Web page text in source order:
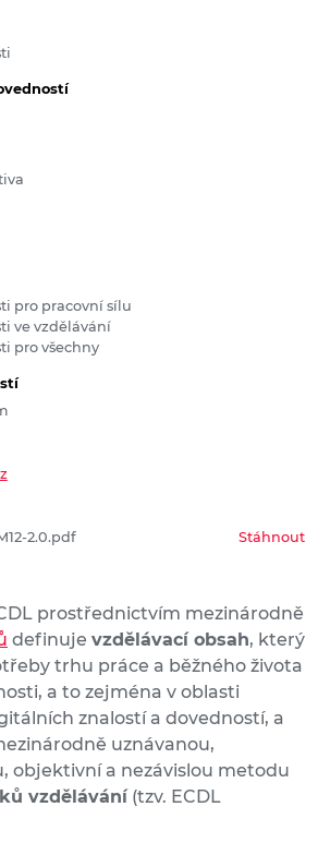
prostřednictvím mezinárodně
definuje vzdělávací obsah, který
trhu práce a běžného života
a to zejména v oblasti
znalostí a dovedností, a
uznávanou,
objektivní a nezávislou metodu
vzdělávání (tzv. ECDL
pro pracovní sílu
ve vzdělávání
pro všechny
2.0.pdf
Stáhnout